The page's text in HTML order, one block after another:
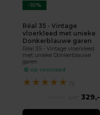
-10%
Réal 35 - Vintage
vloerkleed met unieke
Donkerblauwe garen
Réal 35 - Vintage vloerkleed
met unieke Donkerblauwe
garen
op voorraad
★★★★★ (1)
329,-